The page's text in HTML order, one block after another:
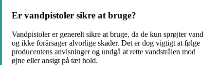
Er vandpistoler sikre at bruge?
Vandpistoler er generelt sikre at bruge, da de kun sprøjter vand
og ikke forårsager alvorlige skader. Det er dog vigtigt at følge
producentens anvisninger og undgå at rette vandstrålen mod
øjne eller ansigt på tæt hold.